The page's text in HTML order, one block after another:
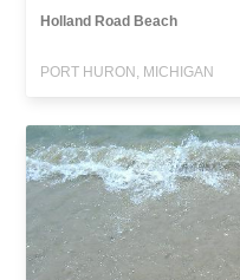
Holland Road Beach
PORT HURON, MICHIGAN